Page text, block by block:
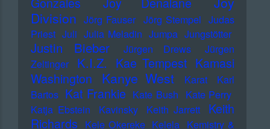
Division Jörg Fauser Jörg Stempel Judas
Priest Juli Julia Meladin Jumpa Jungstötter
Justin Bieber Jürgen Drews
Jürgen
Zeltinger
K.I.Z. Kae Tempest Kamasi
Washington
Kanye West Karat
Karl
Bartos Kat Frankie Kate Bush Kate Perry
Katja Ebstein
Kavinsky Keith Jarrett
Keith
Richards Kele Okereke Kelela Kemistry &